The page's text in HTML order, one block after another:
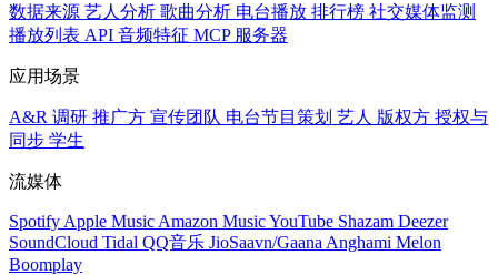
数据来源 艺人分析 歌曲分析 电台播放 排行榜 社交媒体监测
播放列表 API 音频特征 MCP 服务器
应用场景
A&R 调研 推广方 宣传团队 电台节目策划 艺人 版权方 授权与
同步 学生
流媒体
Spotify Apple Music Amazon MusicYouTube Shazam Deezer
SoundCloud Tidal QQ音乐 JioSaavn/Gaana Anghami Melon
Boomplay